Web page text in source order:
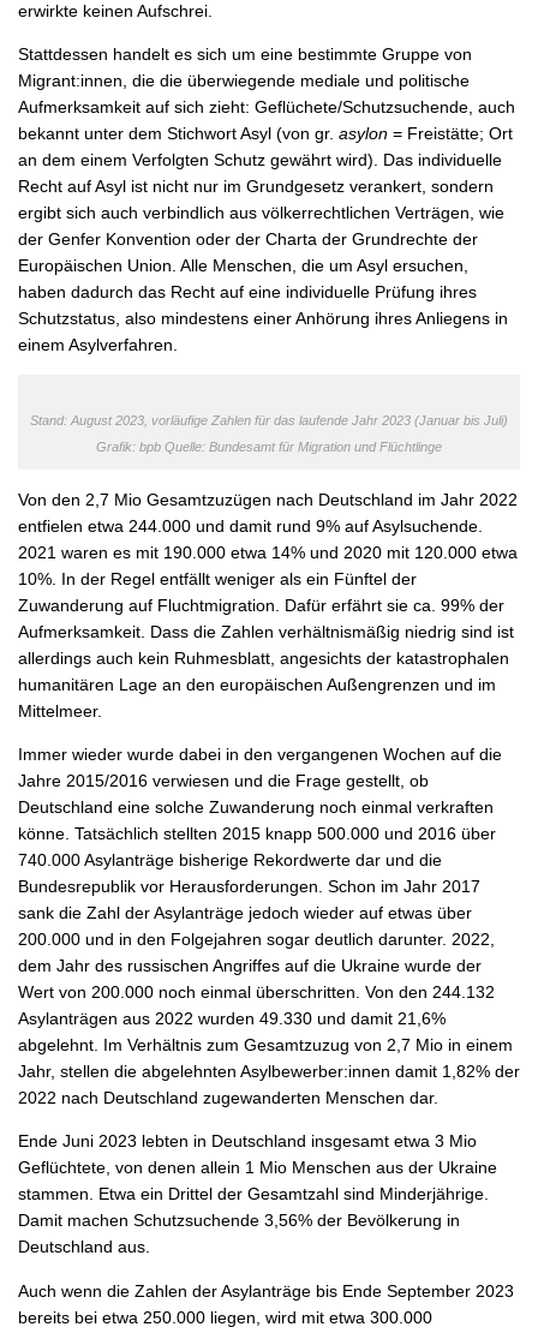
erwirkte keinen Aufschrei.
Stattdessen handelt es sich um eine bestimmte Gruppe von
Migrant:innen, die die überwiegende mediale und politische
Aufmerksamkeit auf sich zieht: Geflüchete/Schutzsuchende, auch
bekannt unter dem Stichwort Asyl (von gr. asylon = Freistätte; Ort
an dem einem Verfolgten Schutz gewährt wird). Das individuelle
Recht auf Asyl ist nicht nur im Grundgesetz verankert, sondern
ergibt sich auch verbindlich aus völkerrechtlichen Verträgen, wie
der Genfer Konvention oder der Charta der Grundrechte der
Europäischen Union. Alle Menschen, die um Asyl ersuchen,
haben dadurch das Recht auf eine individuelle Prüfung ihres
Schutzstatus, also mindestens einer Anhörung ihres Anliegens in
einem Asylverfahren.
Stand: August 2023, vorläufige Zahlen für das laufende Jahr 2023 (Januar bis Juli)
Grafik: bpb Quelle: Bundesamt für Migration und Flüchtlinge
Von den 2,7 Mio Gesamtzuzügen nach Deutschland im Jahr 2022
entfielen etwa 244.000 und damit rund 9% auf Asylsuchende.
2021 waren es mit 190.000 etwa 14% und 2020 mit 120.000 etwa
10%. In der Regel entfällt weniger als ein Fünftel der
Zuwanderung auf Fluchtmigration. Dafür erfährt sie ca. 99% der
Aufmerksamkeit. Dass die Zahlen verhältnismäßig niedrig sind ist
allerdings auch kein Ruhmesblatt, angesichts der katastrophalen
humanitären Lage an den europäischen Außengrenzen und im
Mittelmeer.
Immer wieder wurde dabei in den vergangenen Wochen auf die
Jahre 2015/2016 verwiesen und die Frage gestellt, ob
Deutschland eine solche Zuwanderung noch einmal verkraften
könne. Tatsächlich stellten 2015 knapp 500.000 und 2016 über
740.000 Asylanträge bisherige Rekordwerte dar und die
Bundesrepublik vor Herausforderungen. Schon im Jahr 2017
sank die Zahl der Asylanträge jedoch wieder auf etwas über
200.000 und in den Folgejahren sogar deutlich darunter. 2022,
dem Jahr des russischen Angriffes auf die Ukraine wurde der
Wert von 200.000 noch einmal überschritten. Von den 244.132
Asylanträgen aus 2022 wurden 49.330 und damit 21,6%
abgelehnt. Im Verhältnis zum Gesamtzuzug von 2,7 Mio in einem
Jahr, stellen die abgelehnten Asylbewerber:innen damit 1,82% der
2022 nach Deutschland zugewanderten Menschen dar.
Ende Juni 2023 lebten in Deutschland insgesamt etwa 3 Mio
Geflüchtete, von denen allein 1 Mio Menschen aus der Ukraine
stammen. Etwa ein Drittel der Gesamtzahl sind Minderjährige.
Damit machen Schutzsuchende 3,56% der Bevölkerung in
Deutschland aus.
Auch wenn die Zahlen der Asylanträge bis Ende September 2023
bereits bei etwa 250.000 liegen, wird mit etwa 300.000